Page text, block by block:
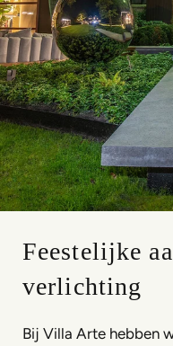
Feestelijke
verlichting
Bij Villa Arte hebben